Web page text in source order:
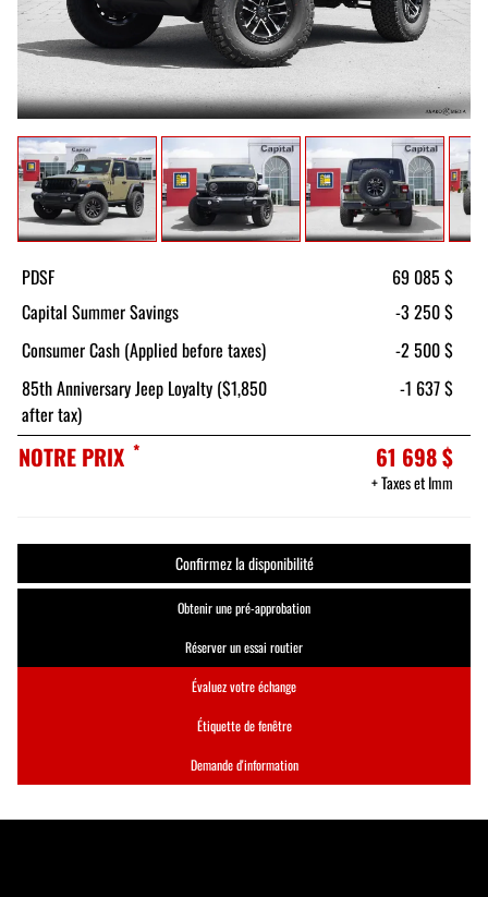
Obtenir une pré-approbation
Réserver un essai routier
Évaluez votre échange
Étiquette de fenêtre
Demande d'information
PDSF
69 085 $
Capital Summer Savings
-3 250 $
Consumer Cash (Applied before taxes)
-2 500 $
85th Anniversary Jeep Loyalty ($1,850
after tax)
-1 637 $
NOTRE PRIX * 61 698 $
+ Taxes et Imm
Confirmez la disponibilité